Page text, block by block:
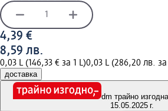
4,39 €
8,59 лв.
0,03 L (146,33 € за 1 L)0,03 L (286,20 лв. за
доставка
dm трайно
15.05.2025 г.